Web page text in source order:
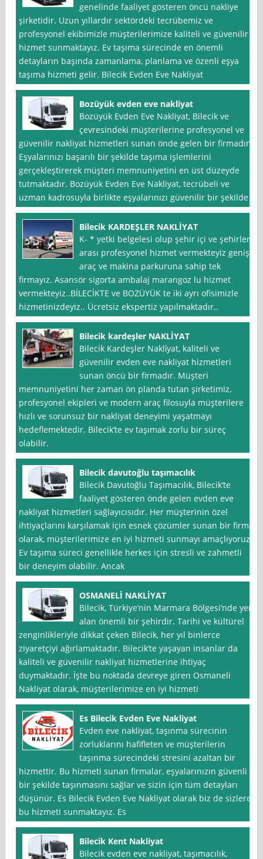
genelinde faaliyet gösteren öncü nakliye
şirketidir. Uzun yıllardır sektördeki tecrübemiz ve
profesyonel ekibimizle müşterilerimize kaliteli ve güvenilir
hizmet sunmaktayız. Ev taşıma sürecinde en önemli
detayların başında zamanlama, planlama ve özenli eşya
taşıma hizmeti gelir. Bilecik Evden Eve Nakliyat
Bozüyük evden eve nakliyat
Bozüyük Evden Eve Nakliyat, Bilecik ve
çevresindeki müşterilerine profesyonel ve
güvenilir nakliyat hizmetleri sunan önde gelen bir firmadır.
Eşyalarınızı başarılı bir şekilde taşıma işlemlerini
gerçekleştirerek müşteri memnuniyetini en üst düzeyde
tutmaktadır. Bozüyük Evden Eve Nakliyat, tecrübeli ve
uzman kadrosuyla birlikte eşyalarınızı güvenilir bir şekilde
Bilecik KARDEŞLER NAKLİYAT
K- * yetki belgelesi olup şehir içi ve şehirler
arası profesyonel hizmet vermekteyiz geniş
araç ve makina parkuruna sahip tek
firmayız. Asansör sigorta ambalaj marangoz lu hizmet
vermekteyiz..BİLECİKTE ve BOZÜYÜK te iki ayrı ofisimizle
hizmetinizdeyiz.. Ücretsiz ekspertiz yapılmaktadır..
Bilecik kardeşler NAKLİYAT
Bilecik Kardeşler Nakli̇yat, kaliteli ve
güvenilir evden eve nakliyat hizmetleri
sunan öncü bir firmadır. Müşteri
memnuniyetini her zaman ön planda tutan şirketimiz,
profesyonel ekipleri ve modern araç filosuyla müşterilere
hızlı ve sorunsuz bir nakliyat deneyimi yaşatmayı
hedeflemektedir. Bilecik’te ev taşımak zorlu bir süreç
olabilir.
Bilecik davutoğlu taşımacılık
Bilecik Davutoğlu Taşımacılık, Bilecik’te
faaliyet gösteren önde gelen evden eve
nakliyat hizmetleri sağlayıcısıdır. Her müşterinin özel
ihtiyaçlarını karşılamak için esnek çözümler sunan bir firma
olarak, müşterilerimize en iyi hizmeti sunmayı amaçlıyoruz.
Ev taşıma süreci genellikle herkes için stresli ve zahmetli
bir deneyim olabilir. Ancak
OSMANELİ NAKLİYAT
Bilecik, Türkiye’nin Marmara Bölgesi’nde yer
alan önemli bir şehirdir. Tarihi ve kültürel
zenginlikleriyle dikkat çeken Bilecik, her yıl binlerce
ziyaretçiyi ağırlamaktadır. Bilecik’te yaşayan insanlar da
kaliteli ve güvenilir nakliyat hizmetlerine ihtiyaç
duymaktadır. İşte bu noktada devreye giren Osmaneli
Nakliyat olarak, müşterilerimize en iyi hizmeti
Es Bilecik Evden Eve Nakliyat
Evden eve nakliyat, taşınma sürecinin
zorluklarını hafifleten ve müşterilerin
taşınma sürecindeki stresini azaltan bir
hizmettir. Bu hizmeti sunan firmalar, eşyalarınızın güvenli
bir şekilde taşınmasını sağlar ve sizin için tüm detayları
düşünür. Es Bilecik Evden Eve Nakliyat olarak biz de sizlere
bu hizmeti sunmaktayız. Es
Bilecik Kent Nakliyat
Bilecik evden eve nakliyat, taşımacılık,